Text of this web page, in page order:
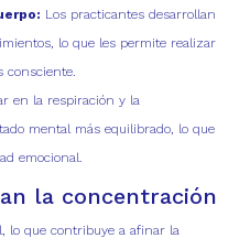
Los practicantes desarrollan
lo que les permite realizar
consciente.
en la respiración y la
mental más equilibrado, lo que
emocional.
la concentración
lo que contribuye a afinar la